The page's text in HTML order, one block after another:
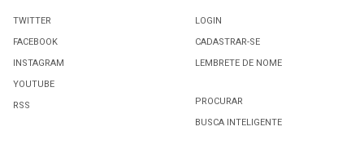
TWITTER
FACEBOOK
INSTAGRAM
YOUTUBE
RSS
LOGIN
CADASTRAR-SE
LEMBRETE DE NOME
PROCURAR
BUSCA INTELIGENTE